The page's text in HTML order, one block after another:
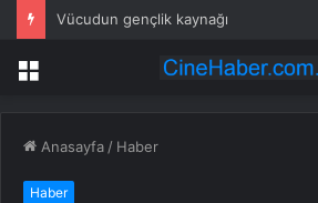
Vücudun gençlik kaynağı
Menü
Anasayfa / Haber
Haber